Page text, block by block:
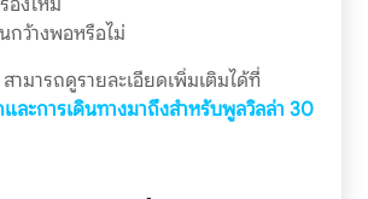
กว้างพอหรือไม่
มารถดูรายละเอียดเพิ่มเติมได้ที่
ละการเดินทางมาถึงสำหรับพูลวิลล่า 30